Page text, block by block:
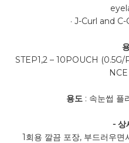
· J-Curl and
STEP1,2 – 10POUCH
용도: 속눈썹 플
- 상
1회용 깔끔 포장, 부드러우